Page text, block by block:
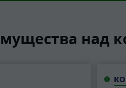
над